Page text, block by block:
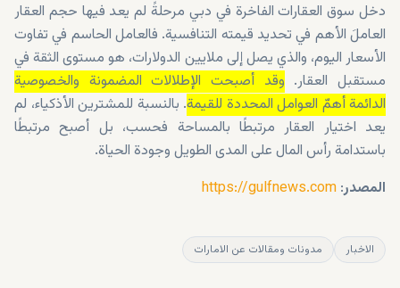
دخل سوق العقارات الفاخرة في دبي مرحلةً لم يعد فيها حجم العقار
العاملَ الأهم في تحديد قيمته التنافسية. فالعامل الحاسم في تفاوت
الأسعار اليوم، والذي يصل إلى ملايين الدولارات، هو مستوى الثقة في
مستقبل العقار. وقد أصبحت الإطلالات المضمونة والخصوصية
الدائمة أهمّ العوامل المحددة للقيمة. بالنسبة للمشترين الأذكياء، لم
يعد اختيار العقار مرتبطًا بالمساحة فحسب، بل أصبح مرتبطًا
باستدامة رأس المال على المدى الطويل وجودة الحياة.
المصدر:
https://gulfnews.com
الاخبار مدونات ومقالات عن الامارات